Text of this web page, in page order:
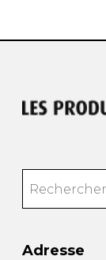
Adresse